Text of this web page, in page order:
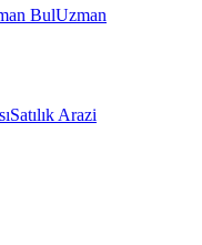
BulUzman
Satılık Arazi